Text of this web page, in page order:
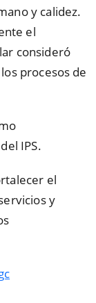
y calidez.
el
consideró
procesos de
IPS.
el
y